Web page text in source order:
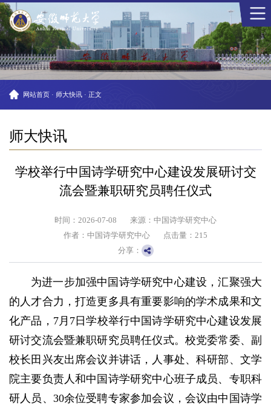
网站首页 · 师大快讯 · 正文
师大快讯
学校举行中国诗学研究中心建设发展研讨交
流会暨兼职研究员聘任仪式
时间：2026-07-08
来源：中国诗学研究中心
作者：中国诗学研究中心
点击量：215
分享：
为进一步加强中国诗学研究中心建设，汇聚强大
的人才合力，打造更多具有重要影响的学术成果和文
化产品，7月7日学校举行中国诗学研究中心建设发展
研讨交流会暨兼职研究员聘任仪式。校党委常委、副
校长田兴友出席会议并讲话，人事处、科研部、文学
院主要负责人和中国诗学研究中心班子成员、专职科
研人员、30余位受聘专家参加会议，会议由中国诗学